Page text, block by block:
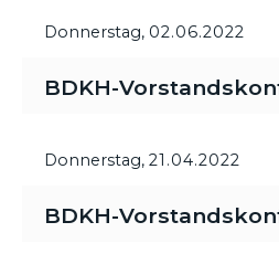
Donnerstag, 02.06.2022
BDKH-
Donnerstag, 21.04.2022
BDKH-